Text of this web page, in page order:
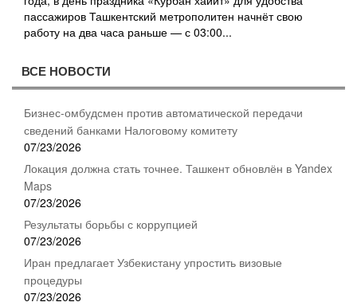
пассажиров Ташкентский метрополитен начнёт свою
работу на два часа раньше — с 03:00...
ВСЕ НОВОСТИ
Бизнес-омбудсмен против автоматической передачи
сведений банками Налоговому комитету
07/23/2026
Локация должна стать точнее. Ташкент обновлён в Yandex
Maps
07/23/2026
Результаты борьбы с коррупцией
07/23/2026
Иран предлагает Узбекистану упростить визовые
процедуры
07/23/2026